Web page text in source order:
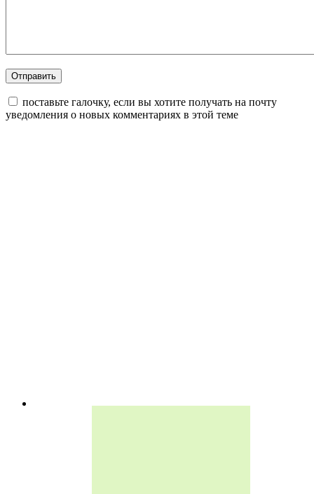
поставьте галочку, если вы хотите получать на почту
уведомления о новых комментариях в этой теме